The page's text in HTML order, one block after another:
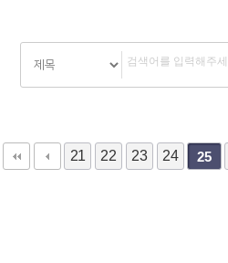
21 22 23 24 25